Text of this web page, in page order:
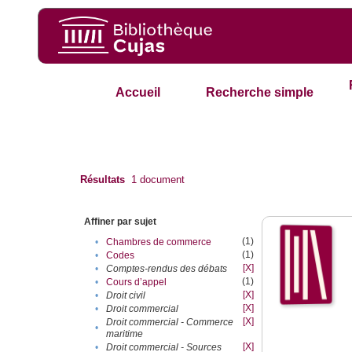
Accueil Recherche simple
Résultats 1 document
Affiner par sujet
•
Chambres de commerce
(1)
•
Codes
(1)
•
Comptes-rendus des débats
[X]
•
Cours d’appel
(1)
•
Droit civil
[X]
•
Droit commercial
[X]
•
Droit commercial - Commerce
maritime
[X]
• Droit commercial - Sources [X]